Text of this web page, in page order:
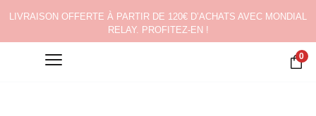
LIVRAISON OFFERTE À PARTIR DE 120€ D’ACHATS AVEC MONDIAL
RELAY. PROFITEZ-EN !
0